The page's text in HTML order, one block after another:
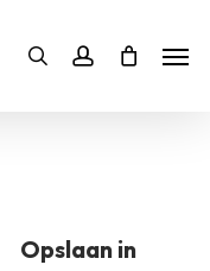
ZoekenaccountSLUITEN
Opslaan in